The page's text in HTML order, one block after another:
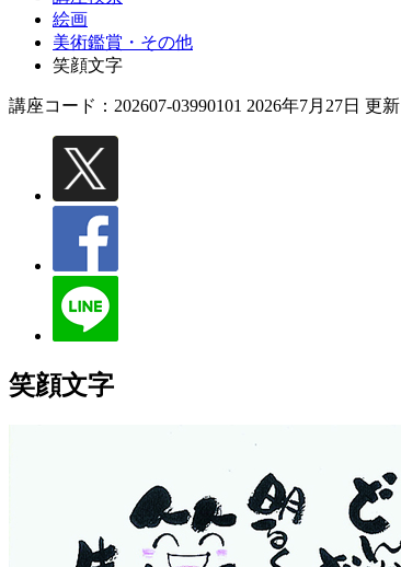
絵画
美術鑑賞・その他
笑顔文字
講座コード：202607-03990101 2026年7月27日 更新
笑顔文字